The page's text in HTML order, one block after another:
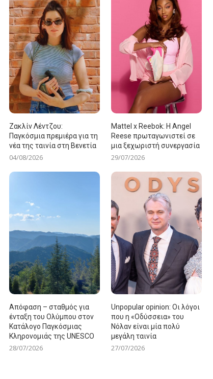
Ζακλίν Λέντζου:
Παγκόσμια πρεμιέρα για τη
νέα της ταινία στη Βενετία
04/08/2026
Mattel x Reebok: Η Angel
Reese πρωταγωνιστεί σε
μια ξεχωριστή συνεργασία
29/07/2026
Απόφαση – σταθμός για
ένταξη του Ολύμπου στον
Κατάλογο Παγκόσμιας
Κληρονομιάς της UNESCO
28/07/2026
Unpopular opinion: Οι λόγοι
που η «Οδύσσεια» του
Νόλαν είναι μία πολύ
μεγάλη ταινία
27/07/2026